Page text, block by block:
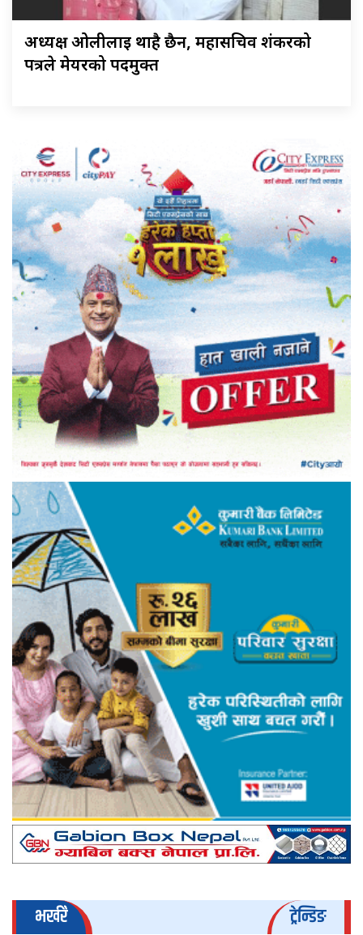
अध्यक्ष ओलीलाई थाहै छैन, महासचिव शंकरको
पत्रले मेयरको पदमुक्त
भर्खरै ट्रेन्डिङ